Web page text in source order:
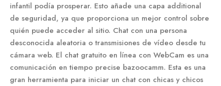
infantil podía prosperar. Esto añade una capa additional
de seguridad, ya que proporciona un mejor control sobre
quién puede acceder al sitio. Chat con una persona
desconocida aleatoria o transmisiones de vídeo desde tu
cámara web. El chat gratuito en línea con WebCam es una
comunicación en tiempo precise bazoocamm. Esta es una
gran herramienta para iniciar un chat con chicas y chicos